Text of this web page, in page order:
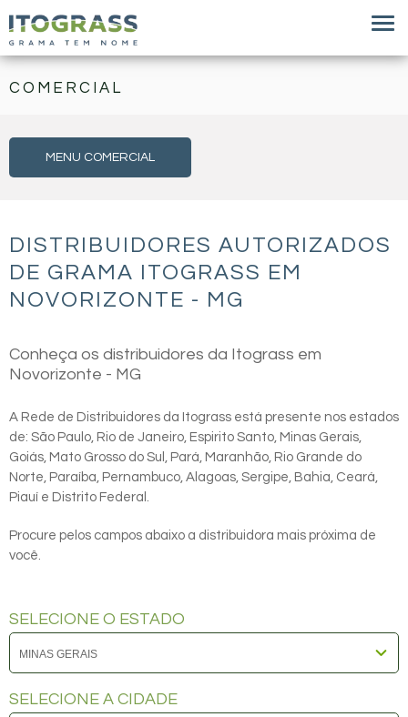
COMERCIAL
MENU COMERCIAL
DISTRIBUIDORES AUTORIZADOS
DE GRAMA ITOGRASS EM
NOVORIZONTE - MG
Conheça os distribuidores da Itograss em
Novorizonte - MG
A Rede de Distribuidores da Itograss está presente nos estados
de: São Paulo, Rio de Janeiro, Espirito Santo, Minas Gerais,
Goiás, Mato Grosso do Sul, Pará, Maranhão, Rio Grande do
Norte, Paraíba, Pernambuco, Alagoas, Sergipe, Bahia, Ceará,
Piauí e Distrito Federal.
Procure pelos campos abaixo a distribuidora mais próxima de
você.
SELECIONE O ESTADO
SELECIONE A CIDADE